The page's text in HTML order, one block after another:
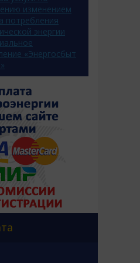
изменением
потребления
энергии
«Энергосбыт